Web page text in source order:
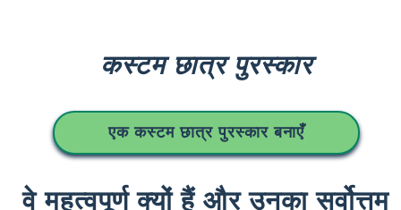
कस्टम छात्र पुरस्कार
एक कस्टम छात्र पुरस्कार बनाएँ
वे महत्वपूर्ण क्यों हैं और उनका सर्वोत्तम